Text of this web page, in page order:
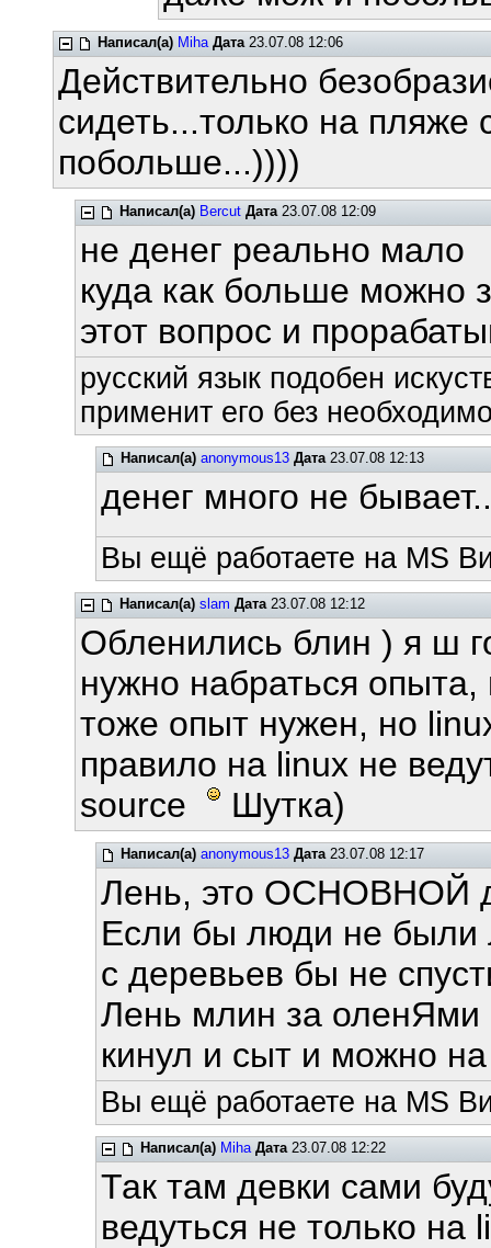
Написал(а) Miha Дата23.07.08 12:06
Действительно
сидеть...только на пляже
побольше...))))
Написал(а) Bercut Дата23.07.08 12:09
не денег реально мало
куда как больше можно
этот вопрос и
русский язык подобен
применит его без
Написал(а) anonymous13 Дата23.07.08 12:13
денег много не
Вы ещё работаете на MS
Написал(а) slam Дата23.07.08 12:12
Обленились блин ) я ш
нужно набраться
тоже опыт нужен, но
правило на linux не
sourсe
Шутка)
Написал(а) anonymous13 Дата23.07.08 12:17
Лень, это ОСНОВНОЙ
Если бы люди не были
с деревьев бы не
Лень млин за оленЯми
кинул и сыт и можно
Вы ещё работаете на MS
Написал(а) Miha Дата23.07.08 12:22
Так там девки сами
ведуться не только на